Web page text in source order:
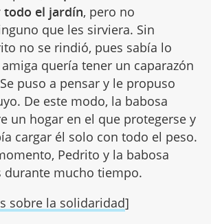
todo el jardín, pero no
que les sirviera. Sin
no se rindió, pues sabía lo
quería tener un caparazón
puso a pensar y le propuso
De este modo, la babosa
un hogar en el que protegerse y
cargar él solo con todo el peso.
Pedrito y la babosa
mucho tiempo.
sobre la solidaridad]